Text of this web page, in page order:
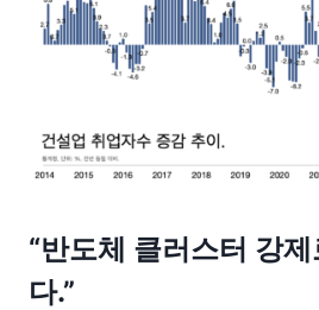
“반도체 클러스터 강
다.”